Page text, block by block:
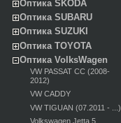
Оптика SKODA
Оптика SUBARU
Оптика SUZUKI
Оптика TOYOTA
Оптика VolksWagen
VW PASSAT CC (2008-
2012)
VW CADDY
VW TIGUAN (07.2011 - ...)
Volkswagen Jetta 5